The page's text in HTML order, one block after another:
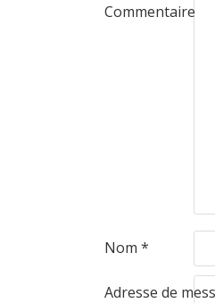
Commentaire
Nom *
Adresse de